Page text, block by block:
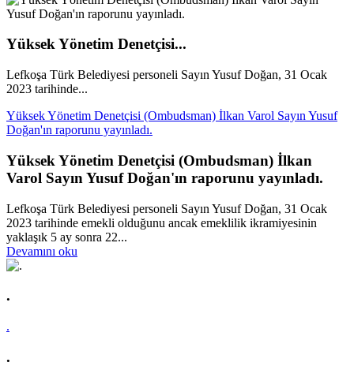
Yüksek Yönetim Denetçisi...
Lefkoşa Türk Belediyesi personeli Sayın Yusuf Doğan, 31 Ocak
2023 tarihinde...
Yüksek Yönetim Denetçisi (Ombudsman) İlkan Varol Sayın Yusuf
Doğan'ın raporunu yayınladı.
Yüksek Yönetim Denetçisi (Ombudsman) İlkan
Varol Sayın Yusuf Doğan'ın raporunu yayınladı.
Lefkoşa Türk Belediyesi personeli Sayın Yusuf Doğan, 31 Ocak
2023 tarihinde emekli olduğunu ancak emeklilik ikramiyesinin
yaklaşık 5 ay sonra 22...
Devamını oku
.
.
.